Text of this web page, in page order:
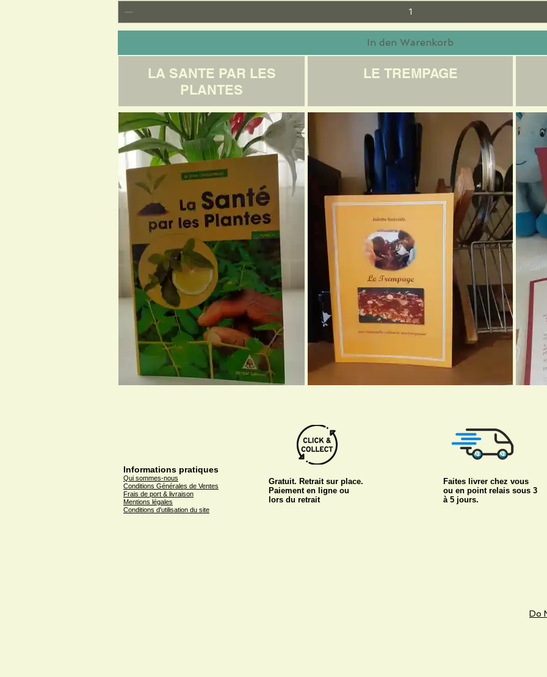
In den Warenkorb
LA SANTE PAR LES
PLANTES
LE TREMPAGE
Informations pratiques
Qui sommes-nous
Conditions Générales de Ventes
Frais de port & livraison
Mentions légales
Conditions d'utilisation du site
Gratuit. Retrait sur place.
Paiement en ligne ou
lors du retrait
Faites livrer chez vous
ou en point relais sous 3
à 5 jours.
Do